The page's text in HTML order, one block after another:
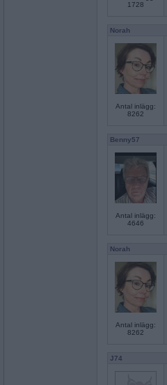
1728
Norah
Antal inlägg:
8262
Benny57
Antal inlägg:
4646
Norah
Antal inlägg:
8262
J74